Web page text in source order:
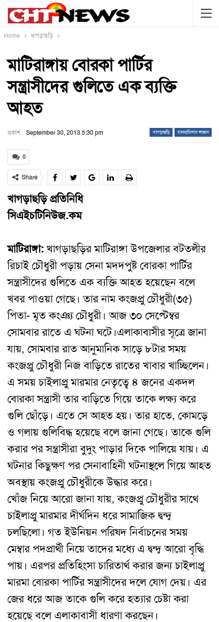
Home খাগড়াছড়ি
মাটিরাঙ্গায় বোরকা পার্টির
সন্ত্রাসীদের গুলিতে এক ব্যক্তি
আহত
খাগড়াছড়ি মানবাধিকার লঙ্ঘন
প্রকাশ : September 30, 2013 5:30 pm
0
Share
খাগড়াছড়ি প্রতিনিধি
সিএইচটিনিউজ.কম
মাটিরাঙ্গা: খাগড়াছড়ির মাটিরাঙ্গা উপজেলার বটতলীর
রিচাই চৌধুরী পড়ায় সেনা মদদপুষ্ট বোরকা পার্টির
সন্ত্রাসীদের গুলিতে এক ব্যক্তি আহত হয়েছেন বলে
খবর পাওয়া গেছে। তার নাম কংজপ্রু চৌধুরী(৩৫)
পিতা- মৃত কংঞ্য চৌধুরী। আজ ৩০ সেপ্টেম্বর
সোমবার রাতে এ ঘটনা ঘটে।এলাকাবাসীর সূত্রে জানা
যায়, সোমবার রাত আনুমানিক সাড়ে ৮টার সময়
কংজপ্রু চৌধুরী নিজ বাড়িতে রাতের খাবার খাচ্ছিলেন।
এ সময় চাইলাপ্রু মারমার নেতৃত্বে ৪ জনের একদল
বোরকা সন্ত্রাসী তার বাড়িতে গিয়ে তাকে লক্ষ্য করে
গুলি ছোঁড়ে। এতে সে আহত হয়। তার হাতে, কোমড়ে
ও গলায় গুলিবিদ্ধ হয়েছে বলে জানা গেছে। তাকে গুলি
করার পর সন্ত্রাসীরা বুদুং পাড়ার দিকে পালিয়ে যায়। এ
ঘটনার কিছুক্ষণ পর সেনাবাহিনী ঘটনাস্থলে গিয়ে আহত
অবস্থায় কংজপ্রু চৌধুরীকে উদ্ধার করে।
খোঁজ নিয়ে আরো জানা যায়, কংজপ্রু চৌধুরীর সাথে
চাইলাপ্রু মারমার দীর্ঘদিন ধরে সামাজিক দ্বন্দ্ব
চলছিলো। গত ইউনিয়ন পরিষদ নির্বাচনের সময়
মেম্বার পদপ্রার্থী নিয়ে তাদের মধ্যে এ দ্বন্দ্ব আরো বৃদ্ধি
পায়। এরপর প্রতিহিংসা চারিতার্থ করার জন্য চাইলাপ্রু
মারমা বোরকা পার্টির সন্ত্রাসীদের দলে যোগ দেয়। এর
জের ধরে আজ তাকে গুলি করে হত্যার চেষ্টা করা
হয়েছে বলে এলাকাবাসী ধারণা করছেন।